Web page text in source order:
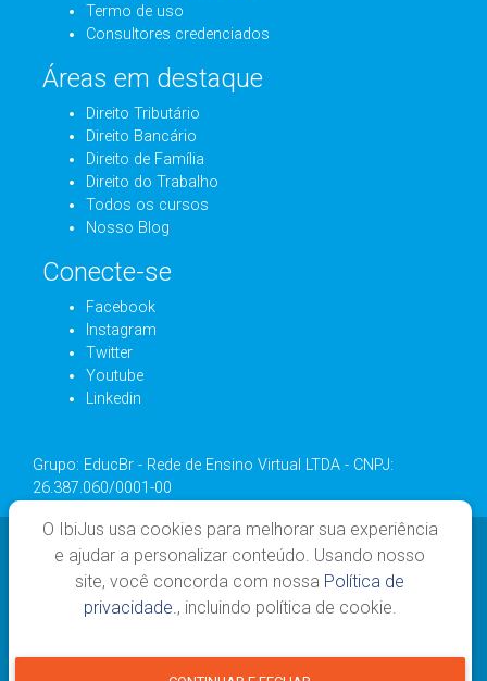
Termo de uso
Consultores credenciados
Áreas em destaque
Direito Tributário
Direito Bancário
Direito de Família
Direito do Trabalho
Todos os cursos
Nosso Blog
Conecte-se
Facebook
Instagram
Twitter
Youtube
Linkedin
Grupo: EducBr - Rede de Ensino Virtual LTDA - CNPJ:
26.387.060/0001-00
O IbiJus usa cookies para melhorar sua experiência
e ajudar a personalizar conteúdo. Usando nosso
site, você concorda com nossa Política de
privacidade., incluindo política de cookie.